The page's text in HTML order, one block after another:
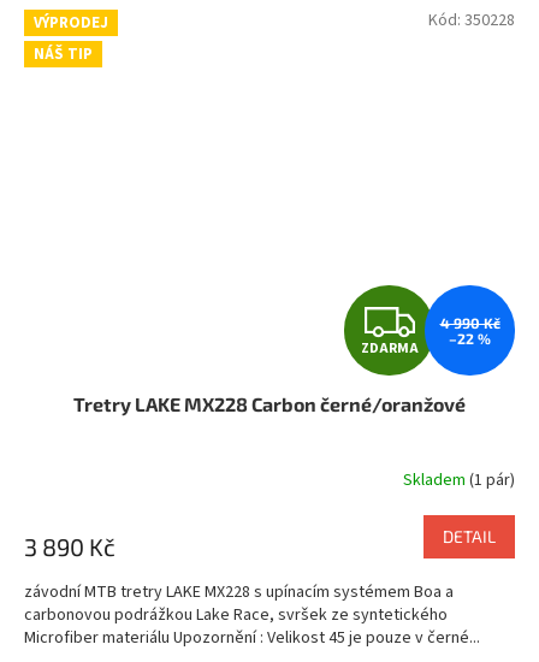
VÝPRODEJ
NÁŠ TIP
Z
D
A
R
M
A
ZDARMA
4 990 Kč
–22 %
Tretry LAKE MX228 Carbon černé/oranžové
Skladem (1 pár)
3 890 Kč DETAIL
závodní MTB tretry LAKE MX228 s upínacím systémem Boa a
carbonovou podrážkou Lake Race, svršek ze syntetického
Microfiber materiálu Upozornění : Velikost 45 je pouze v černé...
Kód: 350228